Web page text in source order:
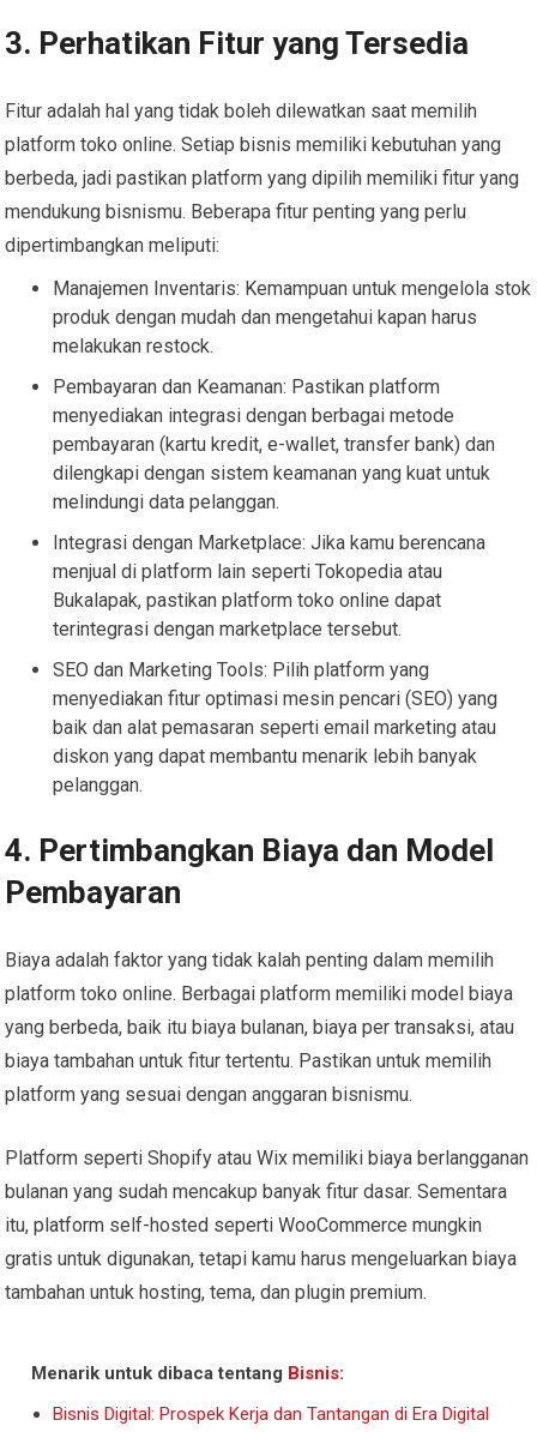
3. Perhatikan Fitur yang Tersedia
Fitur adalah hal yang tidak boleh dilewatkan saat memilih
platform toko online. Setiap bisnis memiliki kebutuhan yang
berbeda, jadi pastikan platform yang dipilih memiliki fitur yang
mendukung bisnismu. Beberapa fitur penting yang perlu
dipertimbangkan meliputi:
Manajemen Inventaris: Kemampuan untuk mengelola stok
produk dengan mudah dan mengetahui kapan harus
melakukan restock.
Pembayaran dan Keamanan: Pastikan platform
menyediakan integrasi dengan berbagai metode
pembayaran (kartu kredit, e-wallet, transfer bank) dan
dilengkapi dengan sistem keamanan yang kuat untuk
melindungi data pelanggan.
Integrasi dengan Marketplace: Jika kamu berencana
menjual di platform lain seperti Tokopedia atau
Bukalapak, pastikan platform toko online dapat
terintegrasi dengan marketplace tersebut.
SEO dan Marketing Tools: Pilih platform yang
menyediakan fitur optimasi mesin pencari (SEO) yang
baik dan alat pemasaran seperti email marketing atau
diskon yang dapat membantu menarik lebih banyak
pelanggan.
4. Pertimbangkan Biaya dan Model
Pembayaran
Biaya adalah faktor yang tidak kalah penting dalam memilih
platform toko online. Berbagai platform memiliki model biaya
yang berbeda, baik itu biaya bulanan, biaya per transaksi, atau
biaya tambahan untuk fitur tertentu. Pastikan untuk memilih
platform yang sesuai dengan anggaran bisnismu.
Platform seperti Shopify atau Wix memiliki biaya berlangganan
bulanan yang sudah mencakup banyak fitur dasar. Sementara
itu, platform self-hosted seperti WooCommerce mungkin
gratis untuk digunakan, tetapi kamu harus mengeluarkan biaya
tambahan untuk hosting, tema, dan plugin premium.
Menarik untuk dibaca tentang Bisnis:
Bisnis Digital: Prospek Kerja dan Tantangan di Era Digital